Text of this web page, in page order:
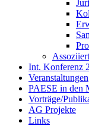
Int. Konferenz
Veranstaltungen
PAESE in den
Vorträge/
AG Projekte
Links